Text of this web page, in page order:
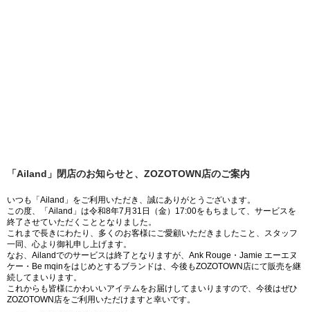
「Ailand」閉店のお知らせと、ZOZOTOWN店のご案内
いつも「Ailand」をご利用いただき、誠にありがとうございます。
この度、「Ailand」は令和8年7月31日（金）17:00をもちまして、サービスを
終了させていただくこととなりました。
これまで長きにわたり、多くのお客様にご愛顧いただきましたこと、スタッフ
一同、心より御礼申し上げます。
なお、Ailandでのサービスは終了となりますが、Ank Rouge・Jamie エーエヌ
ケー・Be mqinをはじめとするブランドは、今後もZOZOTOWN店にて販売を継
続してまいります。
これからも皆様にかわいいアイテムをお届けしてまいりますので、今後はぜひ
ZOZOTOWN店をご利用いただけますと幸いです。